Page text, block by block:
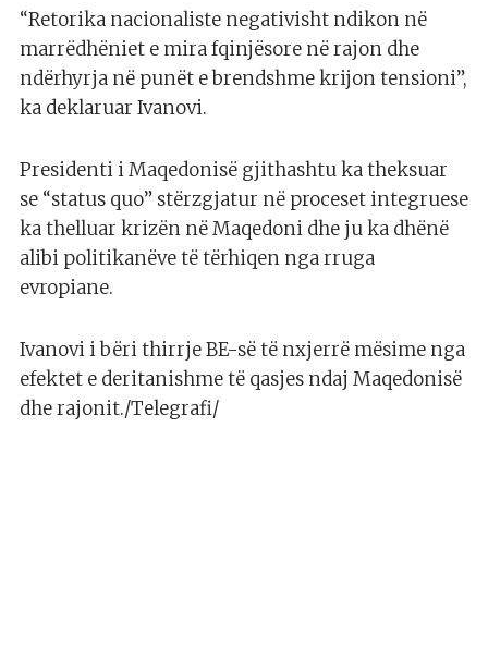
“Retorika nacionaliste negativisht ndikon në
marrëdhëniet e mira fqinjësore në rajon dhe
ndërhyrja në punët e brendshme krijon tensioni”,
ka deklaruar Ivanovi.
Presidenti i Maqedonisë gjithashtu ka theksuar
se “status quo” stërzgjatur në proceset integruese
ka thelluar krizën në Maqedoni dhe ju ka dhënë
alibi politikanëve të tërhiqen nga rruga
evropiane.
Ivanovi i bëri thirrje BE-së të nxjerrë mësime nga
efektet e deritanishme të qasjes ndaj Maqedonisë
dhe rajonit./Telegrafi/